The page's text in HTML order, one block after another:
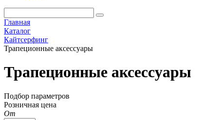
Главная
Каталог
Кайтсерфинг
Трапеционные аксессуары
Трапеционные аксессуары
Подбор параметров
Розничная цена
От